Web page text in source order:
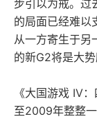
步引以为戒。过
的局面已经难以
从一方寄生于另
的新G2将是大势
《大国游戏 IV
至2009年整整